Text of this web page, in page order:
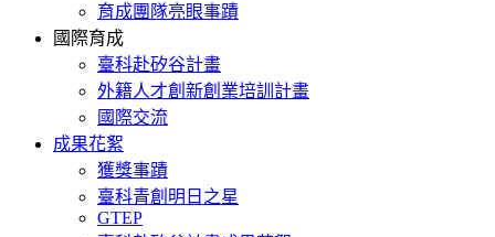
育成團隊亮眼事蹟
國際育成
臺科赴矽谷計畫
外籍人才創新創業培訓計畫
國際交流
成果花絮
獲獎事蹟
臺科青創明日之星
GTEP